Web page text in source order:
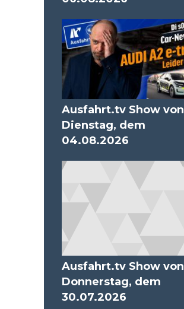
Ausfahrt.tv Show von
Dienstag, dem
04.08.2026
Ausfahrt.tv Show von
Donnerstag, dem
30.07.2026